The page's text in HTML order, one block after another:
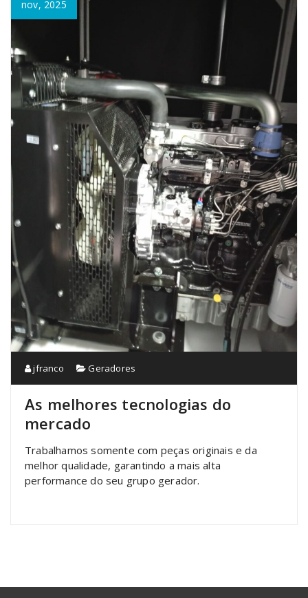
nov, 2025
jfranco Geradores
As melhores tecnologias do
mercado
Trabalhamos somente com peças originais e da
melhor qualidade, garantindo a mais alta
performance do seu grupo gerador.